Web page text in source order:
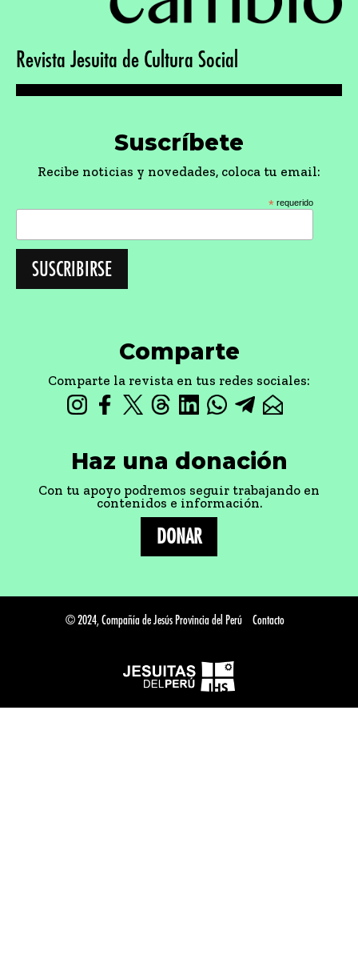
Revista Jesuita de Cultura Social
Suscríbete
Recibe noticias y novedades, coloca tu email:
* requerido
Comparte
Comparte la revista en tus redes sociales:
Haz una donación
Con tu apoyo podremos seguir trabajando en
contenidos e información.
DONAR
© 2024, Compañía de Jesús Provincia del Perú Contacto